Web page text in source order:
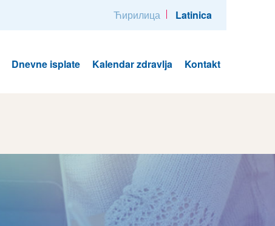
Ћирилица Latinica
Dnevne isplate Kalendar zdravlja Kontakt